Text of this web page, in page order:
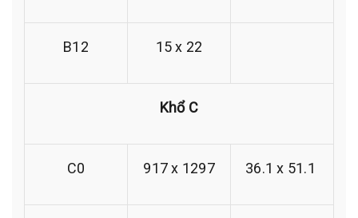
B12 15 x 22
Khổ C
C0 917 x 1297 36.1 x 51.1